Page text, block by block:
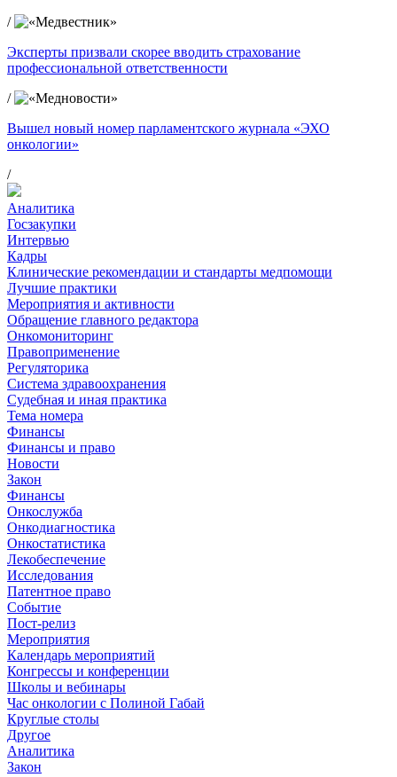
/
Эксперты призвали скорее вводить страхование
профессиональной ответственности
/
Вышел новый номер парламентского журнала «ЭХО
онкологии»
/
Аналитика
Госзакупки
Интервью
Кадры
Клинические рекомендации и стандарты медпомощи
Лучшие практики
Мероприятия и активности
Обращение главного редактора
Онкомониторинг
Правоприменение
Регуляторика
Система здравоохранения
Судебная и иная практика
Тема номера
Финансы
Финансы и право
Новости
Закон
Финансы
Онкослужба
Онкодиагностика
Онкостатистика
Лекобеспечение
Исследования
Патентное право
Событие
Пост-релиз
Мероприятия
Календарь мероприятий
Конгрессы и конференции
Школы и вебинары
Час онкологии с Полиной Габай
Круглые столы
Другое
Аналитика
Закон